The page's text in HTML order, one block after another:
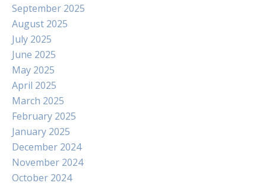
September 2025
August 2025
July 2025
June 2025
May 2025
April 2025
March 2025
February 2025
January 2025
December 2024
November 2024
October 2024